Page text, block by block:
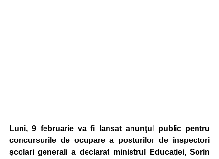
Luni, 9 februarie va fi lansat anunţul public pentru
concursurile de ocupare a posturilor de inspectori
şcolari generali a declarat ministrul Educației, Sorin